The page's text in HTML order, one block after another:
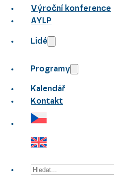
Výroční konference
AYLP
Lidé
Programy
Kalendář
Kontakt
Hledat